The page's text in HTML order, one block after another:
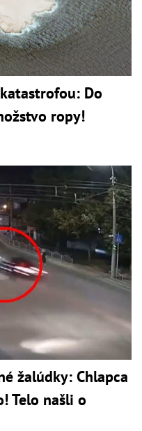
Do
ropy!
žalúdky: Chlapca
Telo našli o